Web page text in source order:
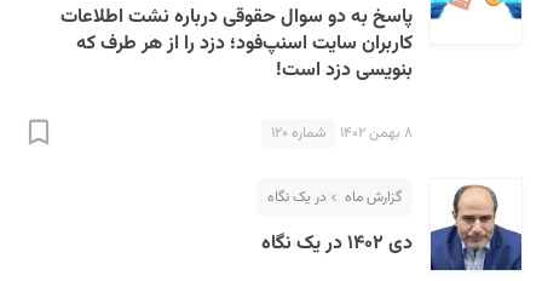
پاسخ به دو سوال حقوقی درباره نشت اطلاعات
کاربران سایت اسنپ‌فود؛ دزد را از هر طرف که
بنویسی دزد است!
۸ بهمن ۱۴۰۲ شماره ۱۲۰
گزارش ماه در یک نگاه
دی ۱۴۰۲ در یک نگاه